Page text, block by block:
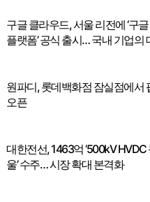
구글 클라우드, 서울 리전에 ‘구
플랫폼’ 공식 출시… 국내 기업의
원파디, 롯데백화점 잠실점에서
오픈
대한전선, 1463억 ‘500kV
울’ 수주… 시장 확대 본격화